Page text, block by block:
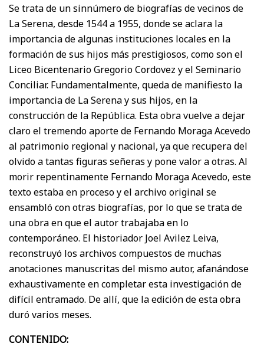
Se trata de un sinnúmero de biografías de vecinos de
La Serena, desde 1544 a 1955, donde se aclara la
importancia de algunas instituciones locales en la
formación de sus hijos más prestigiosos, como son el
Liceo Bicentenario Gregorio Cordovez y el Seminario
Conciliar. Fundamentalmente, queda de manifiesto la
importancia de La Serena y sus hijos, en la
construcción de la República. Esta obra vuelve a dejar
claro el tremendo aporte de Fernando Moraga Acevedo
al patrimonio regional y nacional, ya que recupera del
olvido a tantas figuras señeras y pone valor a otras. Al
morir repentinamente Fernando Moraga Acevedo, este
texto estaba en proceso y el archivo original se
ensambló con otras biografías, por lo que se trata de
una obra en que el autor trabajaba en lo
contemporáneo. El historiador Joel Avilez Leiva,
reconstruyó los archivos compuestos de muchas
anotaciones manuscritas del mismo autor, afanándose
exhaustivamente en completar esta investigación de
difícil entramado. De allí, que la edición de esta obra
duró varios meses.
CONTENIDO: